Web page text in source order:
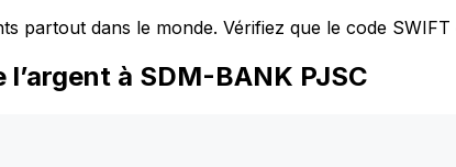
partout dans le monde. Vérifiez que le code
à SDM-BANK PJSC